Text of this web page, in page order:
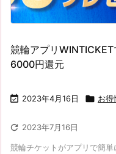
競輪アプリ
6000円還元
 2023年4月16日  お得
 2023年7月16日
競輪チケットがアプリで簡